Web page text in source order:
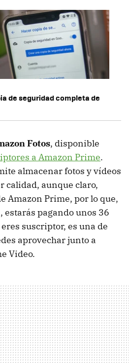
de seguridad completa de
Fotos, disponible
a Amazon Prime.
almacenar fotos y vídeos
calidad, aunque claro,
Amazon Prime, por lo que,
estarás pagando unos 36
suscriptor, es una de
aprovechar junto a
Video.